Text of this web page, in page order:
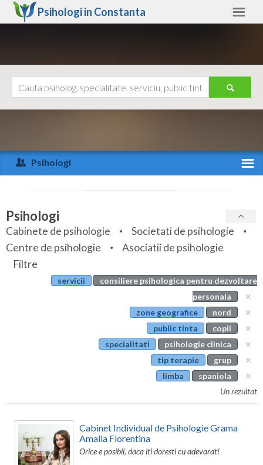
Psihologi in Constanta
Arad
Arges
Bihor
Bistrita-Nasaud
Botosani
Cluj
Constanta
Ajutor
Psihologi
Specialitati
Servicii
Articole
Evenimente
Psihologi
Cabinete de psihologie
Societati de psihologie
Centre de psihologie
Asociatii de psihologie
Filtre
servicii
consiliere psihologica pentru dezvoltare
personala
zone geografice
nord
public tinta
copii
specialitati
psihologie clinica
tip terapie
grup
limba
spaniola
Un rezultat
Cabinet Individual de Psihologie Grama
Amalia Florentina
Orice e posibil, daca iti doresti cu adevarat!